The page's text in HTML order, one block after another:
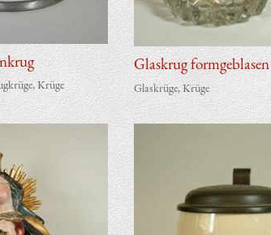
,Krüge
Glas­krug formgeblasen
Glaskrüge,Krüge